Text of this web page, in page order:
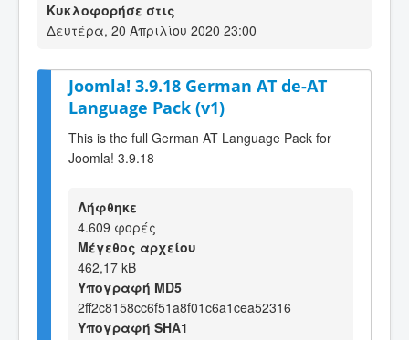
Κυκλοφορήσε στις
Δευτέρα, 20 Απριλίου 2020 23:00
Joomla! 3.9.18 German AT de-AT
Language Pack (v1)
This is the full German AT Language Pack for
Joomla! 3.9.18
Λήφθηκε
4.609 φορές
Μέγεθος αρχείου
462,17 kB
Υπογραφή MD5
2ff2c8158cc6f51a8f01c6a1cea52316
Υπογραφή SHA1